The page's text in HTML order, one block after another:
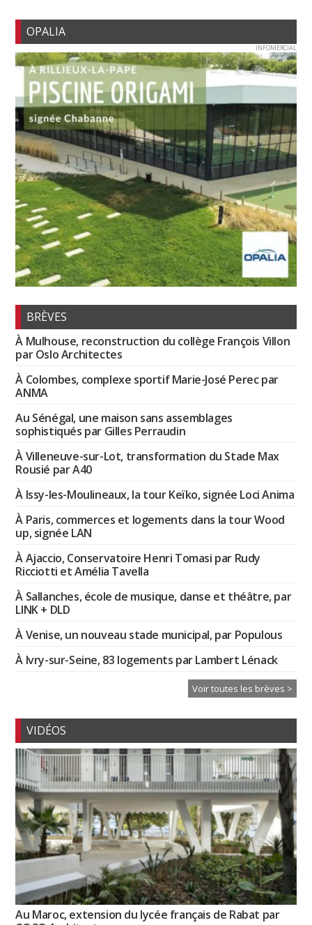
OPALIA
INFOMERCIAL
BRÈVES
À Mulhouse, reconstruction du collège François Villon
par Oslo Architectes
À Colombes, complexe sportif Marie-José Perec par
ANMA
Au Sénégal, une maison sans assemblages
sophistiqués par Gilles Perraudin
À Villeneuve-sur-Lot, transformation du Stade Max
Rousié par A40
À Issy-les-Moulineaux, la tour Keïko, signée Loci Anima
À Paris, commerces et logements dans la tour Wood
up, signée LAN
À Ajaccio, Conservatoire Henri Tomasi par Rudy
Ricciotti et Amélia Tavella
À Sallanches, école de musique, danse et théâtre, par
LINK + DLD
À Venise, un nouveau stade municipal, par Populous
À Ivry-sur-Seine, 83 logements par Lambert Lénack
Voir toutes les brèves >
VIDÉOS
Au Maroc, extension du lycée français de Rabat par